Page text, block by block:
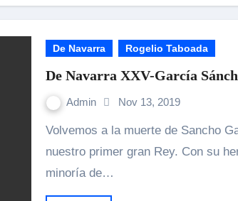
De Navarra Rogelio Taboada
De Navarra XXV-García
Admin Nov 13, 2019
Volvemos a la muerte de Sancho Garcés I,
nuestro primer gran Rey. Con su
minoría de…